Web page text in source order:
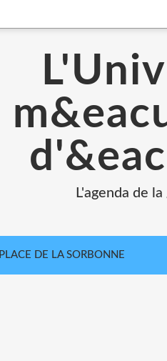
L'agenda de
PLACE DE LA SORBONNE